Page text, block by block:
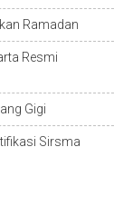
Ramadan
Resmi
Gigi
Sirsma